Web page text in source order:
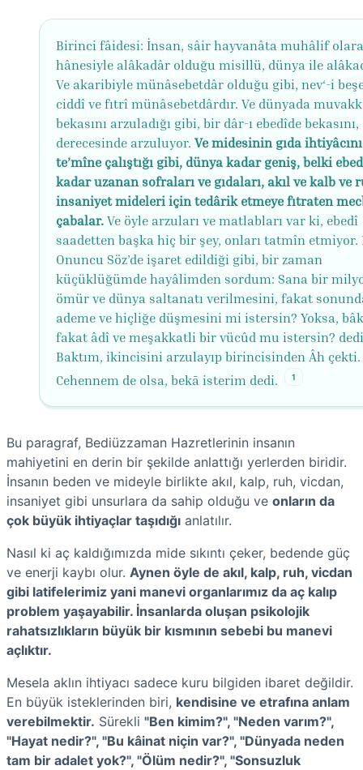
Birinci fâidesi: İnsan, sâir hayvanâta muhâlif
hânesiyle alâkadâr olduğu misillü, dünya ile
Ve akaribiyle münâsebetdâr olduğu gibi, nev‘-i
ciddî ve fıtrî münâsebetdârdır. Ve dünyada
bekasını arzuladığı gibi, bir dâr-ı ebedîde
derecesinde arzuluyor. Ve midesinin gıda ihtiyâcını
te’mîne çalıştığı gibi, dünya kadar geniş, belki
kadar uzanan sofraları ve gıdaları, akıl ve kalb ve
insaniyet mideleri için tedârik etmeye fıtraten
çabalar. Ve öyle arzuları ve matlabları var ki, ebedî
saadetten başka hiç bir şey, onları tatmîn etmiyor.
Onuncu Söz’de işaret edildiği gibi, bir zaman
küçüklüğümde hayâlimden sordum: Sana bir
ömür ve dünya saltanatı verilmesini, fakat
ademe ve hiçliğe düşmesini mi istersin? Yoksa,
fakat âdî ve meşakkatli bir vücûd mu istersin?
Baktım, ikincisini arzulayıp birincisinden Âh çekti.
Cehennem de olsa, bekā isterim dedi.
1
Bu paragraf, Bediüzzaman Hazretlerinin insanın
mahiyetini en derin bir şekilde anlattığı yerlerden biridir.
İnsanın beden ve mideyle birlikte akıl, kalp, ruh, vicdan,
insaniyet gibi unsurlara da sahip olduğu ve onların da
çok büyük ihtiyaçlar taşıdığı anlatılır.
Nasıl ki aç kaldığımızda mide sıkıntı çeker, bedende güç
ve enerji kaybı olur. Aynen öyle de akıl, kalp, ruh, vicdan
gibi latifelerimiz yani manevi organlarımız da aç kalıp
problem yaşayabilir. İnsanlarda oluşan psikolojik
rahatsızlıkların büyük bir kısmının sebebi bu manevi
açlıktır.
Mesela aklın ihtiyacı sadece kuru bilgiden ibaret değildir.
En büyük isteklerinden biri, kendisine ve etrafına anlam
verebilmektir. Sürekli "Ben kimim?", "Neden varım?",
"Hayat nedir?", "Bu kâinat niçin var?", "Dünyada neden
tam bir adalet yok?", "Ölüm nedir?", "Sonsuzluk